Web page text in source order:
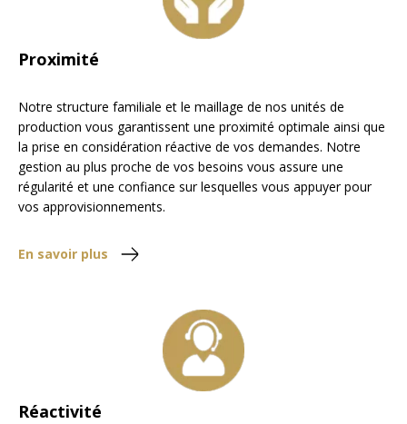
Proximité
Notre structure familiale et le maillage de nos unités de
production vous garantissent une proximité optimale ainsi que
la prise en considération réactive de vos demandes. Notre
gestion au plus proche de vos besoins vous assure une
régularité et une confiance sur lesquelles vous appuyer pour
vos approvisionnements.
En savoir plus
Réactivité